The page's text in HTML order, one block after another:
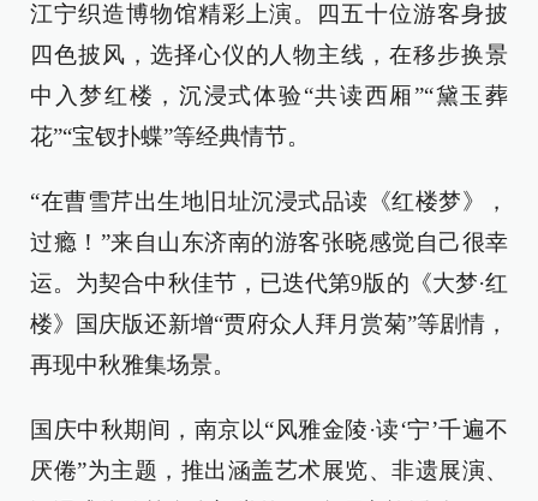
江宁织造博物馆精彩上演。四五十位游客身披
四色披风，选择心仪的人物主线，在移步换景
中入梦红楼，沉浸式体验“共读西厢”“黛玉葬
花”“宝钗扑蝶”等经典情节。
“在曹雪芹出生地旧址沉浸式品读《红楼梦》，
过瘾！”来自山东济南的游客张晓感觉自己很幸
运。为契合中秋佳节，已迭代第9版的《大梦·红
楼》国庆版还新增“贾府众人拜月赏菊”等剧情，
再现中秋雅集场景。
国庆中秋期间，南京以“风雅金陵·读‘宁’千遍不
厌倦”为主题，推出涵盖艺术展览、非遗展演、